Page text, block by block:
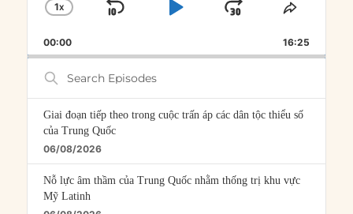
CHANGE
RATE
1X
SKIP
PLAYJUMP
FORWARD
SHARE
00:00 16:25
Search
Episodes
Giai đoạn tiếp theo trong cuộc trấn áp các dân tộc thiểu số
của Trung Quốc
06/08/2026
Nỗ lực âm thầm của Trung Quốc nhằm thống trị khu vực
Mỹ Latinh